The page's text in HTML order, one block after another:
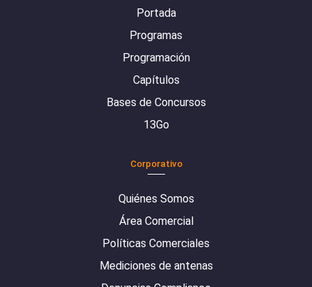
Portada
Programas
Programación
Capítulos
Bases de Concursos
13Go
Corporativo
Quiénes Somos
Área Comercial
Políticas Comerciales
Mediciones de antenas